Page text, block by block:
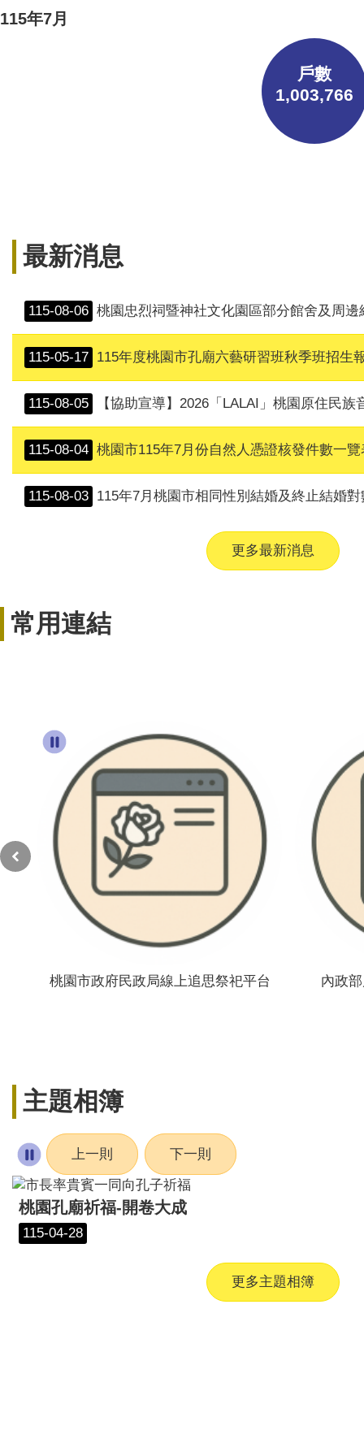
115年7月
戶數
1,003,766
最新消息
115-08-06 桃園忠烈祠暨神社文化園區部分館舍及周邊綠地營運移轉案營運績
115-05-17 115年度桃園市孔廟六藝研習班秋季班招生
115-08-05 【協助宣導】2026「LALAI」桃園原住民族
115-08-04 桃園市115年7月份自然人憑證核發件數一覽
115-08-03 115年7月桃園市相同性別結婚及終止結婚對
更多最新消息
常用連結
主題相簿
上一則 下一則
桃園孔廟祈福-開卷大成
115-04-28
更多主題相簿